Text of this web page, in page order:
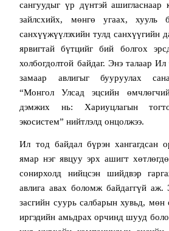
сангуудыг үр дүнтэй ашигласнаар
зайлсхийх, мөнгө угаах, хууль
санхүүжүүлэхийн тулд санхүүгийн
ярвигтай бүтцийг бий болгох
холбогдолтой байдаг. Энэ талаар
замаар авлигыг бууруулах
“Монгол Улсад эцсийн
дэмжих нь: Хариуцлагын
экосистем” нийтлэлд онцолжээ.
Ил тод байдал бүрэн хангагдсан
ямар нэг явцуу эрх ашигт
сонирхолд нийцсэн шийдвэр
авлига авах боломж байдаггүй аж.
засгийн суурь салбарын хувьд, мөн
иргэдийн амьдрах орчинд шууд